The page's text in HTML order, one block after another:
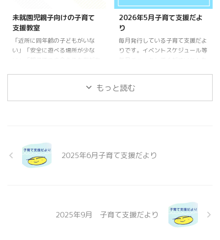
未就園児親子向けの子育て
支援教室
「近所に同年齢の子どもがいな
い」「安全に遊べる場所が少な
ばと、まだ幼稚園や保育園に入園
前の未就園のお友達と保護者の方
護者の方 【持ち物】水筒・着替
え 【予約】なし【参加費】無料
【駐車場】第2駐車場をご利用く
2026年5月子育て支援だよ
り
毎月発行している子育て支援だよ
りです。イベントスケジュール等
てね♪
もっと読む
2025年6月子育て支援だより
2025年9月 子育て支援だより